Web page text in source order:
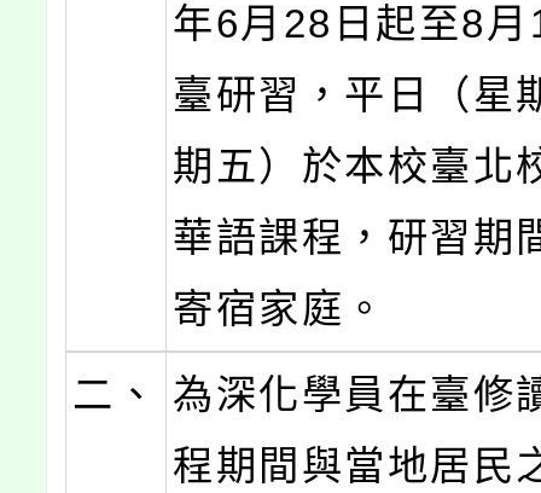
年6月28日起至8
臺研習，平日（星
期五）於本校臺北
華語課程，研習期
寄宿家庭。
二、
為深化學員在臺修
程期間與當地居民